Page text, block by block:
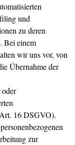
und
zu deren
Bei einem
wir uns vor, von
Übernahme der
16 DSGVO).
zur